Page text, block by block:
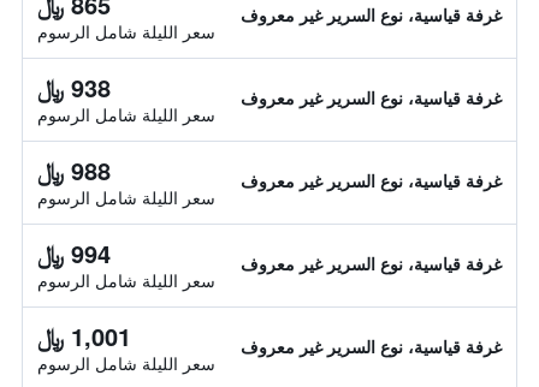
غرفة قياسية، نوع السرير غير معروف
سعر الليلة شامل الرسوم
غرفة قياسية، نوع السرير غير معروف 938 ﷼
سعر الليلة شامل الرسوم
غرفة قياسية، نوع السرير غير معروف 988 ﷼
سعر الليلة شامل الرسوم
غرفة قياسية، نوع السرير غير معروف 994 ﷼
سعر الليلة شامل الرسوم
غرفة قياسية، نوع السرير غير معروف 1,001 ﷼
سعر الليلة شامل الرسوم